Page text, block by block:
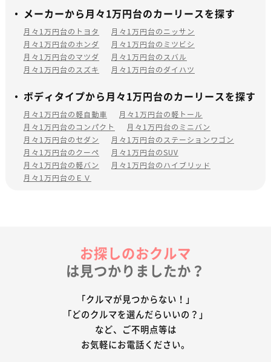
メーカーから月々1万円台のカーリースを探す
月々1万円台のトヨタ
月々1万円台のニッサン
月々1万円台のホンダ
月々1万円台のミツビシ
月々1万円台のマツダ
月々1万円台のスバル
月々1万円台のスズキ
月々1万円台のダイハツ
ボディタイプから月々1万円台のカーリースを探す
月々1万円台の軽自動車
月々1万円台の軽トール
月々1万円台のコンパクト
月々1万円台のミニバン
月々1万円台のセダン
月々1万円台のステーションワゴン
月々1万円台のクーペ
月々1万円台のSUV
月々1万円台の軽バン
月々1万円台のハイブリッド
月々1万円台のＥＶ
お探しのおクルマ
は見つかりましたか？
「クルマが見つからない！」
「どのクルマを選んだらいいの？」
など、ご不明点等は
お気軽にお電話ください。